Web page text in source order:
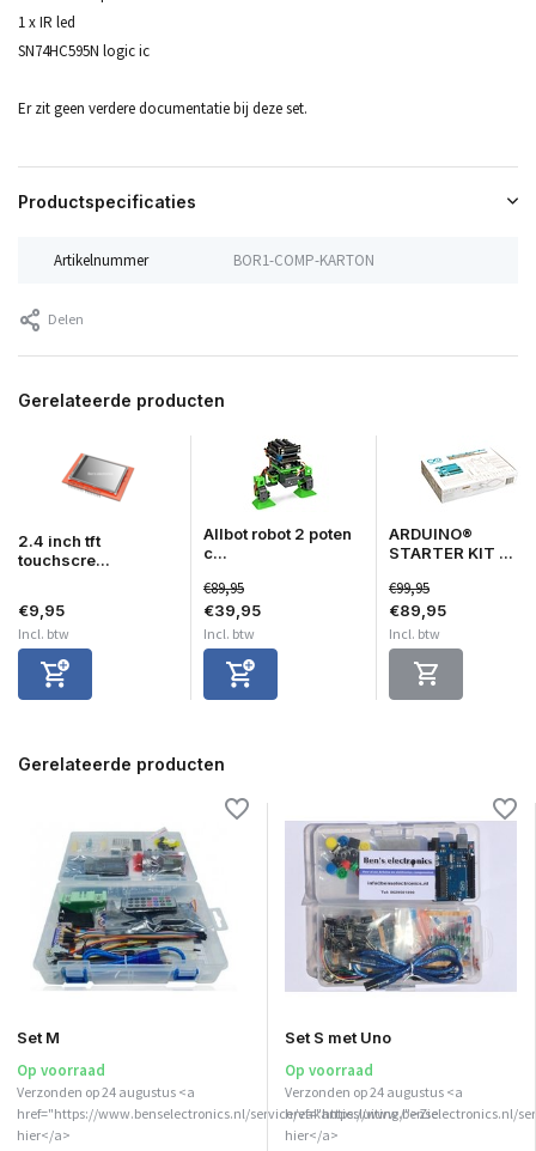
1 x IR led
SN74HC595N logic ic
Er zit geen verdere documentatie bij deze set.
Productspecificaties
Artikelnummer BOR1-COMP-KARTON
Delen
Gerelateerde producten
2.4 inch tft
touchscre...
€9,95
Incl. btw
Allbot robot 2 poten
c...
€89,95
€39,95
Incl. btw
ARDUINO®
STARTER KIT ...
€99,95
€89,95
Incl. btw
Gerelateerde producten
Set M
Op voorraad
Verzonden op 24 augustus <a
href="https://www.benselectronics.nl/service/vakantiesluiting/">Zie
hier</a>
Set S met Uno
Op voorraad
Verzonden op 24 augustus <a
href="https://www.benselectronics.nl/
hier</a>